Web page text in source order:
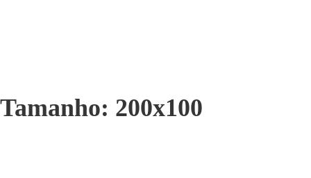
Tamanho: 200x100